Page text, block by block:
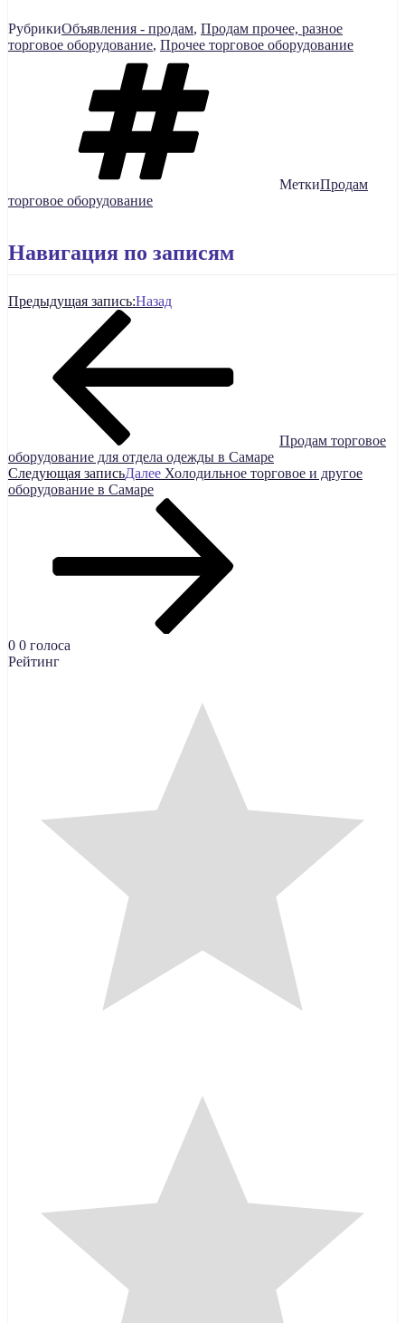
РубрикиОбъявления - продам, Продам прочее, разное
торговое оборудование, Прочее торговое оборудование
МеткиПродам
торговое оборудование
Навигация по записям
Предыдущая запись:Назад
Продам торговое
оборудование для отдела одежды в Самаре
Следующая записьДалее Холодильное торговое и другое
оборудование в Самаре
0 0 голоса
Рейтинг